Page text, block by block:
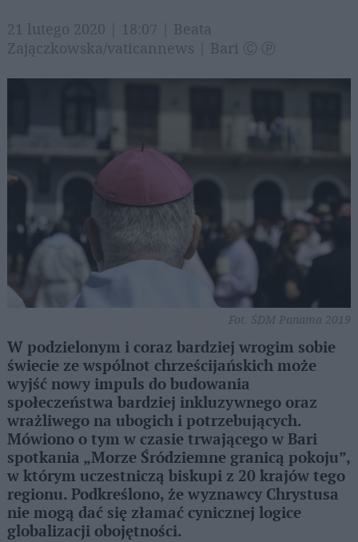
21 lutego 2020 | 18:07 | Beata
Zajączkowska/vaticannews | Bari Ⓒ Ⓟ
Fot. ŚDM Panama 2019
W podzielonym i coraz bardziej wrogim sobie
świecie ze wspólnot chrześcijańskich może
wyjść nowy impuls do budowania
społeczeństwa bardziej inkluzywnego oraz
wrażliwego na ubogich i potrzebujących.
Mówiono o tym w czasie trwającego w Bari
spotkania „Morze Śródziemne granicą pokoju”,
w którym uczestniczą biskupi z 20 krajów tego
regionu. Podkreślono, że wyznawcy Chrystusa
nie mogą dać się złamać cynicznej logice
globalizacji obojętności.